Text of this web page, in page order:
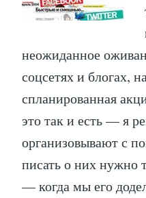
неожиданное
соцсетях и блогах,
спланированная
это так и есть — я
организовывают с
писать о них нужно
— когда мы его